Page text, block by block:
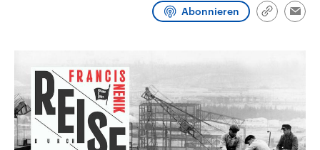
und Kandidaten der anstehenden Abonnieren
Link